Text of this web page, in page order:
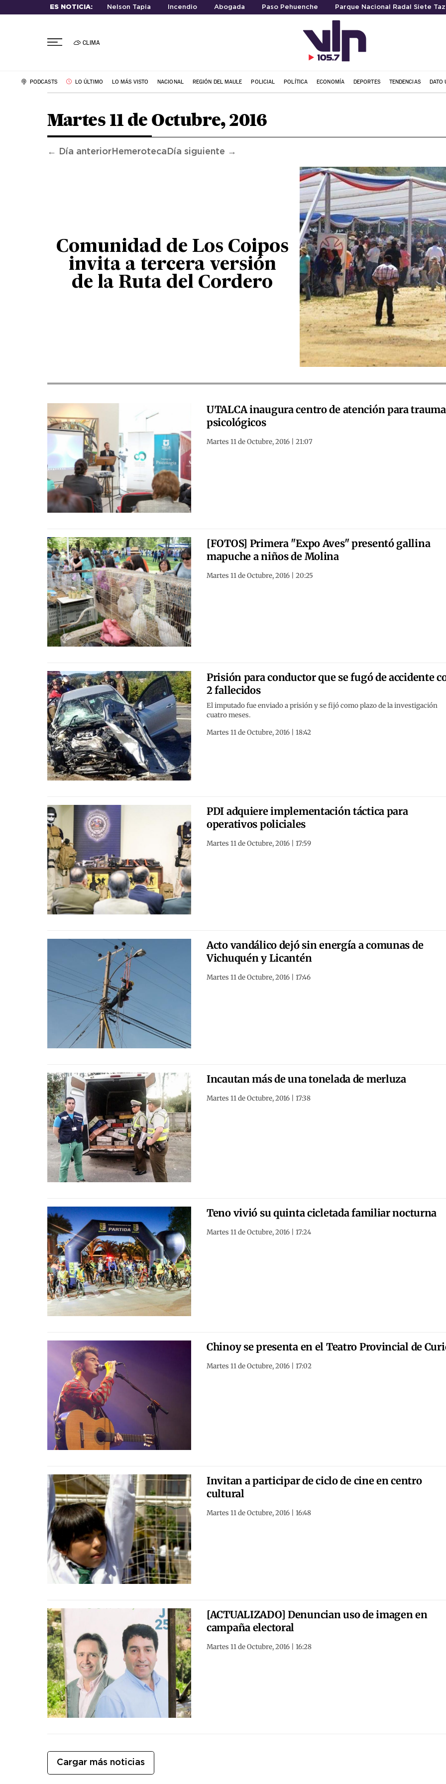
ES NOTICIA: Nelson Tapia Incendio Abogada Paso Pehuenche Parque Nacional Radal Siete
CLIMA
PODCASTS LO ÚLTIMO LO MÁS VISTO NACIONAL REGIÓN DEL MAULE POLICIAL POLÍTICA ECONOMÍA DEPORTES TENDENCIAS DATO
Martes 11 de Octubre, 2016
← Día anteriorHemeroteca Día siguiente →
Comunidad de Los Coipos
invita a tercera versión
de la Ruta del Cordero
UTALCA inaugura centro de atención para
psicológicos
Martes 11 de Octubre, 2016 | 21:07
[FOTOS] Primera "Expo Aves" presentó gallina
mapuche a niños de Molina
Martes 11 de Octubre, 2016 | 20:25
Prisión para conductor que se fugó de accidente
2 fallecidos
El imputado fue enviado a prisión y se fijó como plazo de la investigación
cuatro meses.
Martes 11 de Octubre, 2016 | 18:42
PDI adquiere implementación táctica para
operativos policiales
Martes 11 de Octubre, 2016 | 17:59
Acto vandálico dejó sin energía a comunas de
Vichuquén y Licantén
Martes 11 de Octubre, 2016 | 17:46
Incautan más de una tonelada de merluza
Martes 11 de Octubre, 2016 | 17:38
Teno vivió su quinta cicletada familiar nocturna
Martes 11 de Octubre, 2016 | 17:24
Chinoy se presenta en el Teatro Provincial de
Martes 11 de Octubre, 2016 | 17:02
Invitan a participar de ciclo de cine en centro
cultural
Martes 11 de Octubre, 2016 | 16:48
[ACTUALIZADO] Denuncian uso de imagen en
campaña electoral
Martes 11 de Octubre, 2016 | 16:28
Cargar más noticias